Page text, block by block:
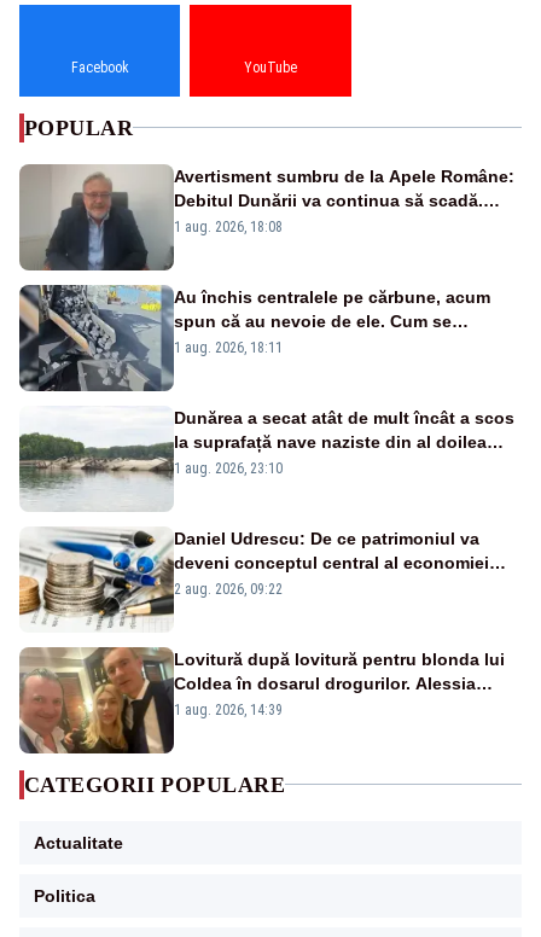
Facebook YouTube
POPULAR
Avertisment sumbru de la Apele Române:
Debitul Dunării va continua să scadă.
Cernavodă s-ar putea închide în 4 zile
1 aug. 2026, 18:08
Au închis centralele pe cărbune, acum
spun că au nevoie de ele. Cum se
pasează vina în plină criză energetică
1 aug. 2026, 18:11
Dunărea a secat atât de mult încât a scos
la suprafață nave naziste din al doilea
război mondial
1 aug. 2026, 23:10
Daniel Udrescu: De ce patrimoniul va
deveni conceptul central al economiei
viitoare?
2 aug. 2026, 09:22
Lovitură după lovitură pentru blonda lui
Coldea în dosarul drogurilor. Alessia
Păcuraru explică decizia magistraților
1 aug. 2026, 14:39
CATEGORII POPULARE
Actualitate
Politica